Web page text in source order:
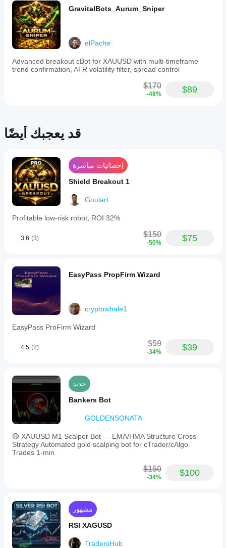
tbh the
value is
mostly in
filtering
bad
ideas. I
the chart
myself.
الفعلي.
GravitalBots_Aurum_Sniper
elPache
Advanced breakout cBot for XAUUSD with multi-timeframe
trend confirmation, ATR volatility filter, spread control
$170
-48% $89
قد يعجبك أيضًا
إحصائيات مباشرة
Shield Breakout 1
Goulart
Profitable low-risk robot, ROI 32%
3.6 (3) $150
-50% $75
EasyPass PropFirm Wizard
cryptowhale1
EasyPass ProFirm Wizard
4.5 (2) $59
-34% $39
جديد
Bankers Bot
GOLDENSONATA
🟡 XAUUSD M1 Scalper Bot — EMA/HMA Structure Cross
Strategy Automated gold scalping bot for cTrader/cAlgo.
Trades 1-min
$150
-34% $100
مشهور
RSI XAGUSD
TradersHub